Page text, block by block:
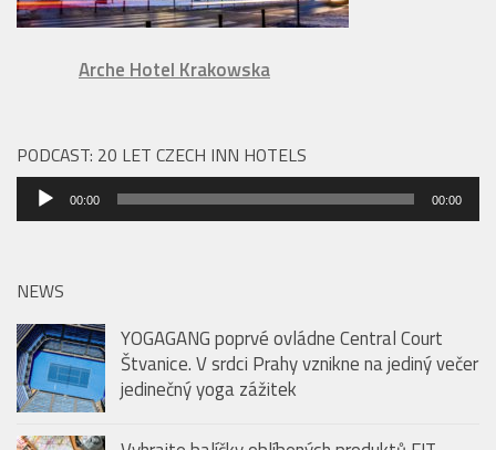
Arche Hotel Krakowska
PODCAST: 20 LET CZECH INN HOTELS
Audio
přehrávač
00:00 00:00
NEWS
YOGAGANG poprvé ovládne Central Court
Štvanice. V srdci Prahy vznikne na jediný večer
jedinečný yoga zážitek